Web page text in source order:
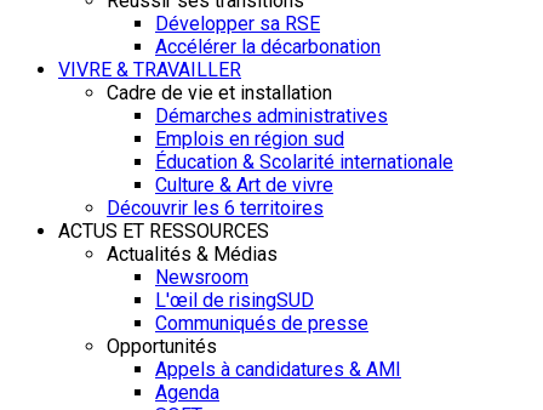
Développer sa RSE
Accélérer la décarbonation
VIVRE & TRAVAILLER
Cadre de vie et installation
Démarches administratives
Emplois en région sud
Éducation & Scolarité internationale
Culture & Art de vivre
Découvrir les 6 territoires
ACTUS ET RESSOURCES
Actualités & Médias
Newsroom
L'œil de risingSUD
Communiqués de presse
Opportunités
Appels à candidatures & AMI
Agenda